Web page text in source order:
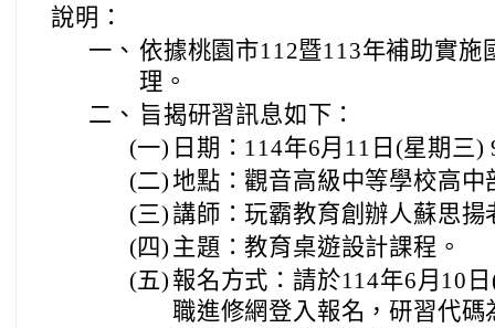
說明：
一、 依據桃園市112暨113年補助實施
理。
二、 旨揭研習訊息如下：
(一) 日期：114年6月11日(星期三)
(二)地點：觀音高級中等學校高
(三)講師：玩霸教育創辦人蘇思揚
(四) 主題：教育桌遊設計課程。
(五) 報名方式：請於114年6月10
職進修網登入報名，研習代碼